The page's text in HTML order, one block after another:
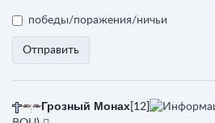
победы/поражения/ничьи
Отправить
Грозный Монах [12]